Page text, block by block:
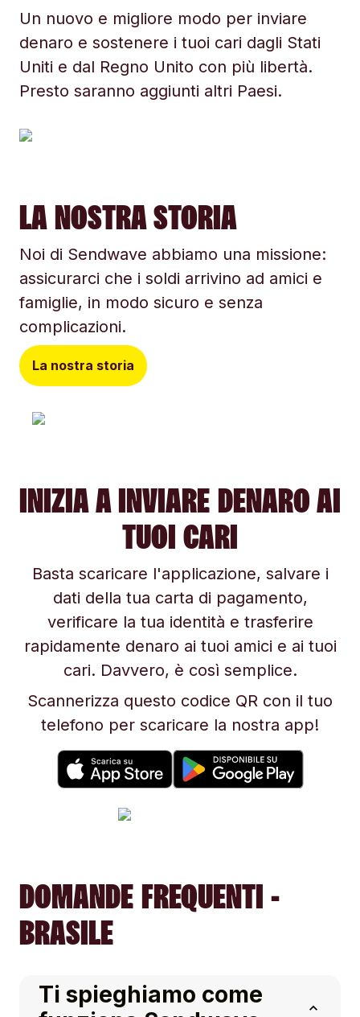
Un nuovo e migliore modo per inviare
denaro e sostenere i tuoi cari dagli Stati
Uniti e dal Regno Unito con più libertà.
Presto saranno aggiunti altri Paesi.
LA NOSTRA STORIA
Noi di Sendwave abbiamo una missione:
assicurarci che i soldi arrivino ad amici e
famiglie, in modo sicuro e senza
complicazioni.
La nostra storia
INIZIA A INVIARE DENARO AI
TUOI CARI
Basta scaricare l'applicazione, salvare i
dati della tua carta di pagamento,
verificare la tua identità e trasferire
rapidamente denaro ai tuoi amici e ai tuoi
cari. Davvero, è così semplice.
Scannerizza questo codice QR con il tuo
telefono per scaricare la nostra app!
DOMANDE FREQUENTI -
BRASILE
Ti spieghiamo come